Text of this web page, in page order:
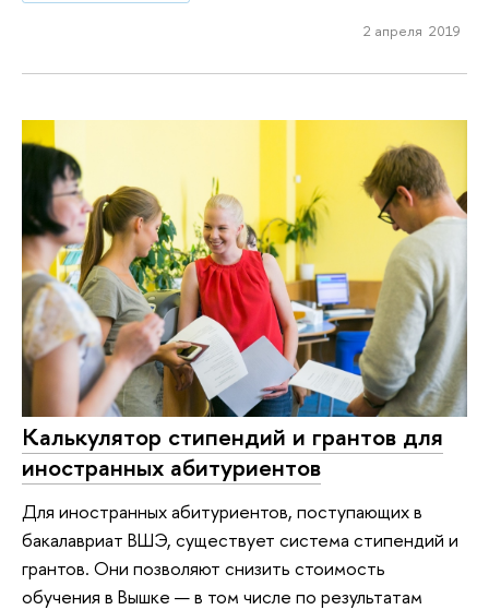
2 апреля 2019
Калькулятор стипендий и грантов для
иностранных абитуриентов
Для иностранных абитуриентов, поступающих в
бакалавриат ВШЭ, существует система стипендий и
грантов. Они позволяют снизить стоимость
обучения в Вышке — в том числе по результатам